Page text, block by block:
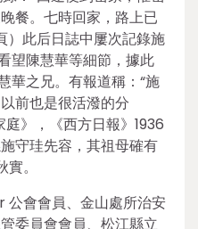
餐。七時回家，路上已
）此后日誌中屢次記錄施
望陳慧華等細節，據此
華之兄。有報道稱：“施
前也是很活潑的分
》，《西方日報》1936
守珪先容，其祖母確有
。
會會員、金山處所治安
委員會會員、松江縣立